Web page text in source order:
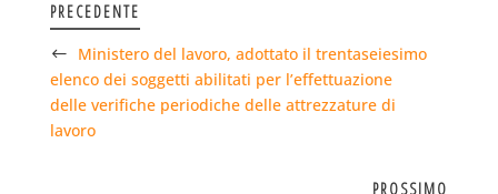
PRECEDENTE
Ministero del lavoro, adottato il trentaseiesimo
elenco dei soggetti abilitati per l’effettuazione
delle verifiche periodiche delle attrezzature di
lavoro
PROSSIMO